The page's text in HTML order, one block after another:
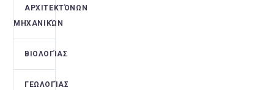
ΑΡΧΙΤΕΚΤΌΝΩΝ
ΜΗΧΑΝΙΚΏΝ
ΒΙΟΛΟΓΊΑΣ
ΓΕΩΛΟΓΊΑΣ